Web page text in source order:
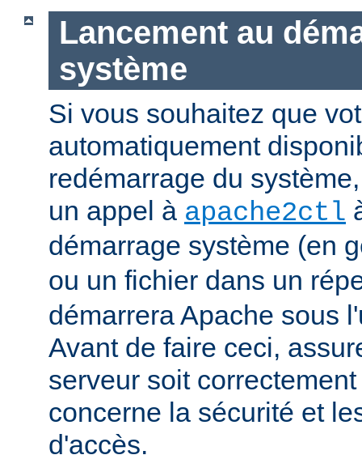
Lancement au
système
Si vous souhaitez que
automatiquement
redémarrage du
un appel à apache2ctl
démarrage système (en
ou un fichier dans un
démarrera Apache sous
Avant de faire ceci,
serveur soit
concerne la sécurité et
d'accès.